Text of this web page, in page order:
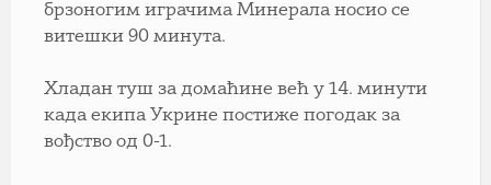
брзоногим играчима Минерала носио се
витешки 90 минута.
Хладан туш за домаћине већ у 14. минути
када екипа Укрине постиже погодак за
вођство од 0-1.